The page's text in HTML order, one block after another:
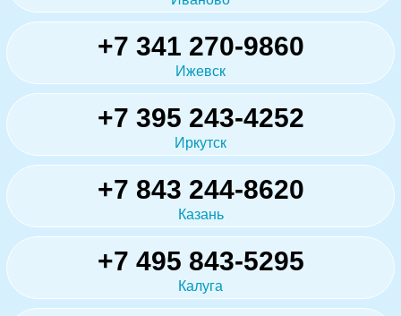
+7 341 270-9860
Ижевск
+7 395 243-4252
Иркутск
+7 843 244-8620
Казань
+7 495 843-5295
Калуга